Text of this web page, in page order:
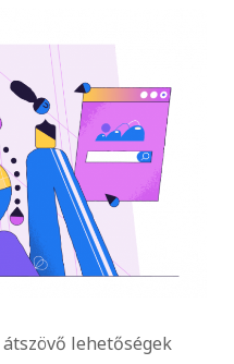
lehetőségek